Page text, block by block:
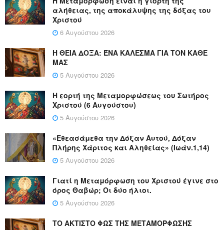
αλήθειας, της αποκάλυψης της δόξας του
Χριστού
6 Αυγούστου 2026
Η ΘΕΙΑ ΔΟΞΑ: ΈΝΑ ΚΑΛΕΣΜΑ ΓΙΑ ΤΟΝ ΚΑΘΕ
ΜΑΣ
5 Αυγούστου 2026
Η εορτή της Μεταμορφώσεως του Σωτήρος
Χριστού (6 Αυγούστου)
5 Αυγούστου 2026
«Εθεασάμεθα την Δόξαν Αυτού, Δόξαν
Πλήρης Χάριτος και Αληθείας» (Ιωάν.1,14)
5 Αυγούστου 2026
Γιατί η Μεταμόρφωση του Χριστού έγινε στο
όρος Θαβώρ; Οι δύο ήλιοι.
5 Αυγούστου 2026
ΤΟ ΑΚΤΙΣΤΟ ΦΩΣ ΤΗΣ ΜΕΤΑΜΟΡΦΩΣΗΣ